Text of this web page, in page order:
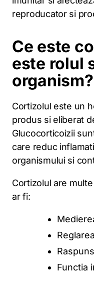
reproducator si
Ce este
este rolul
organism?
Cortizolul este un
produs si eliberat
Glucocorticoizii
care reduc
organismului si
Cortizolul are
ar fi:
Functia